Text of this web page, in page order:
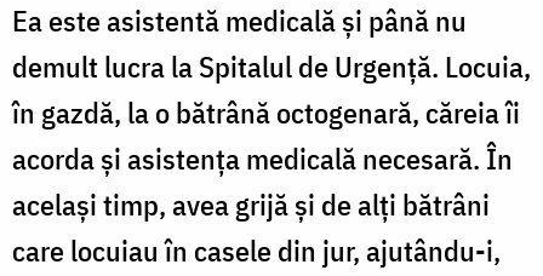
Ea este asistentă medicală şi până nu
demult lucra la Spitalul de Urgenţă. Locuia,
în gazdă, la o bătrână octogenară, căreia îi
acorda şi asistenţa medicală necesară. În
acelaşi timp, avea grijă şi de alţi bătrâni
care locuiau în casele din jur, ajutându-i,